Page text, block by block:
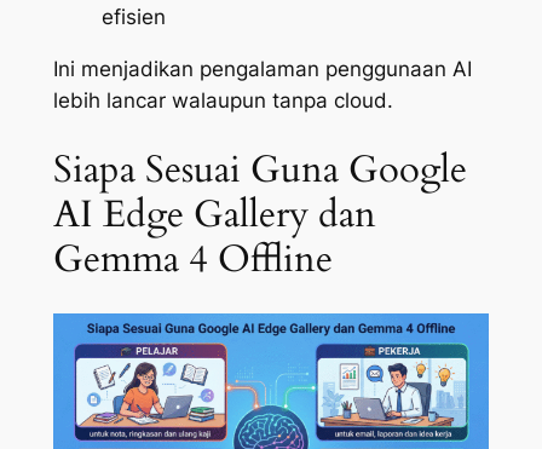
efisien
Ini menjadikan pengalaman penggunaan AI
lebih lancar walaupun tanpa cloud.
Siapa Sesuai Guna Google
AI Edge Gallery dan
Gemma 4 Offline